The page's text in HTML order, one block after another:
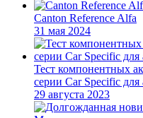
Сanton Reference Alfa
31 мая 2024
Тест компонентных
серии Car Specific
29 августа 2023